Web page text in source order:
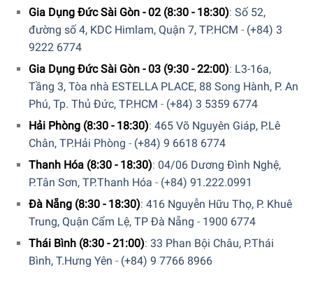
website. Nhân viên tổng đài của Gia dụng Đức Sài Gòn sẽ
gọi lại để xác nhận đơn hàng với quý khách.
Giao hàng nhanh chóng toàn quốc.
Bảo hành bằng thẻ bảo hành chính hãng từ công ty.
Hàng đúng nguồn gốc, chính hãng, nhập khẩu Đức &
Ngoài ra quý khách còn có thể tham khảo thêm các sản
phẩm Muỗng, chén, đĩa khác đang được bán tại các
showroom của Gia dụng Đức Sài Gòn trên toàn quốc và
website của chúng tôi.
Gia Dụng Đức Sài Gòn - 02 (8:30 - 18:30): Số 52,
đường số 4, KDC Himlam, Quận 7, TP.HCM - (+84) 3
9222 6774
Gia Dụng Đức Sài Gòn - 03 (9:30 - 22:00): L3-16a,
Tầng 3, Tòa nhà ESTELLA PLACE, 88 Song Hành, P. An
Phú, Tp. Thủ Đức, TP.HCM - (+84) 3 5359 6774
Hải Phòng (8:30 - 18:30): 465 Võ Nguyên Giáp, P.Lê
Chân, TP.Hải Phòng - (+84) 9 6618 6774
Thanh Hóa (8:30 - 18:30): 04/06 Dương Đình Nghệ,
P.Tân Sơn, TP.Thanh Hóa - (+84) 91.222.0991
Đà Nẵng (8:30 - 18:30): 416 Nguyễn Hữu Thọ, P. Khuê
Trung, Quận Cẩm Lệ, TP Đà Nẵng - 1900 6774
Thái Bình (8:30 - 21:00): 33 Phan Bội Châu, P.Thái
Bình, T.Hưng Yên - (+84) 9 7766 8966